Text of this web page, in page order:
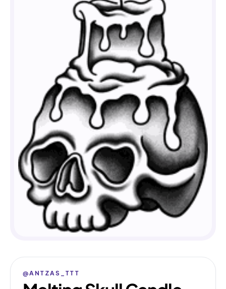
@ANTZAS_TTT